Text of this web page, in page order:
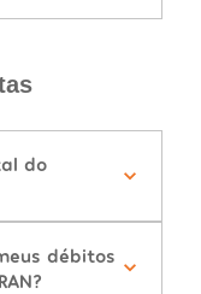
do
débitos